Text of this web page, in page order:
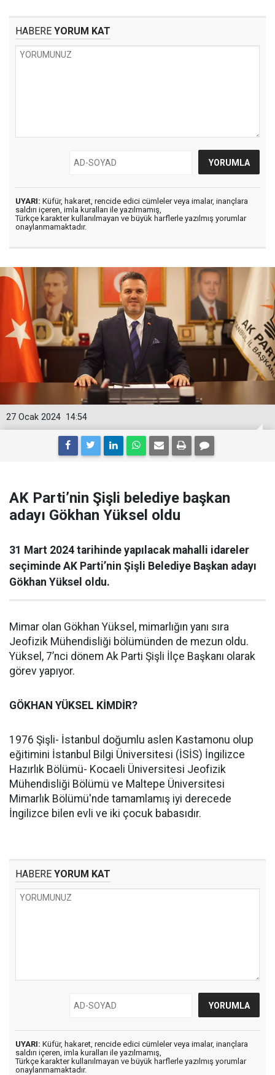
HABERE YORUM KAT
UYARI: Küfür, hakaret, rencide edici cümleler veya imalar, inançlara
saldırı içeren, imla kuralları ile yazılmamış,
Türkçe karakter kullanılmayan ve büyük harflerle yazılmış yorumlar
onaylanmamaktadır.
14:54
27 Ocak 2024
AK Parti’nin Şişli belediye başkan
adayı Gökhan Yüksel oldu
31 Mart 2024 tarihinde yapılacak mahalli idareler
seçiminde AK Parti’nin Şişli Belediye Başkan adayı
Gökhan Yüksel oldu.
Mimar olan Gökhan Yüksel, mimarlığın yanı sıra
Jeofizik Mühendisliği bölümünden de mezun oldu.
Yüksel, 7’nci dönem Ak Parti Şişli İlçe Başkanı olarak
görev yapıyor.
GÖKHAN YÜKSEL KİMDİR?
1976 Şişli- İstanbul doğumlu aslen Kastamonu olup
eğitimini İstanbul Bilgi Üniversitesi (İSİS) İngilizce
Hazırlık Bölümü- Kocaeli Üniversitesi Jeofizik
Mühendisliği Bölümü ve Maltepe Üniversitesi
Mimarlık Bölümü'nde tamamlamış iyi derecede
İngilizce bilen evli ve iki çocuk babasıdır.
HABERE YORUM KAT
UYARI: Küfür, hakaret, rencide edici cümleler veya imalar, inançlara
saldırı içeren, imla kuralları ile yazılmamış,
Türkçe karakter kullanılmayan ve büyük harflerle yazılmış yorumlar
onaylanmamaktadır.